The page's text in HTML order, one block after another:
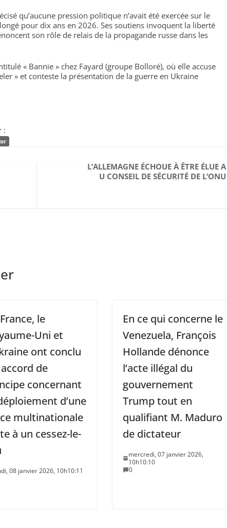
qu’aucune pression politique n’avait été exercée sur le
pour dix ans en 2026. Ses soutiens invoquent la liberté
son rôle de relais de la propagande russe dans les
« Bannie » chez Fayard (groupe Bolloré), où elle accuse
» et conteste la présentation de la guerre en Ukraine
:
L’ALLEMAGNE ÉCHOUE À ÊTRE ÉLUE A
U CONSEIL DE SÉCURITÉ DE L’ONU
le
Uni et
ont conclu
de
concernant
d’une
multinationale
à un cessez-le-
08 janvier 2026, 10h10:11
En ce qui concerne le
Venezuela, François
Hollande dénonce
l’acte illégal du
gouvernement
Trump tout en
qualifiant M. Maduro
de dictateur
mercredi, 07 janvier 2026,
10h10:10
0